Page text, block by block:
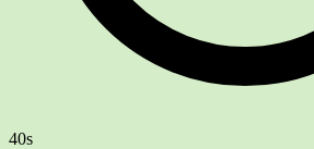
40s